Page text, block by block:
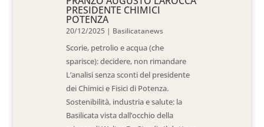
PRESIDENTE CHIMICI
POTENZA
20/12/2025 | Basilicatanews
Scorie, petrolio e acqua (che
sparisce): decidere, non rimandare
L’analisi senza sconti del presidente
dei Chimici e Fisici di Potenza.
Sostenibilità, industria e salute: la
Basilicata vista dall’occhio della